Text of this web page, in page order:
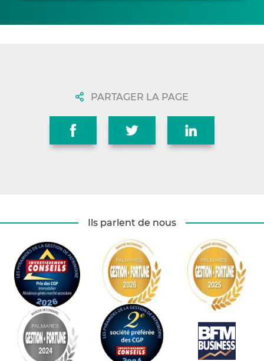
PARTAGER LA PAGE
Ils parlent de nous